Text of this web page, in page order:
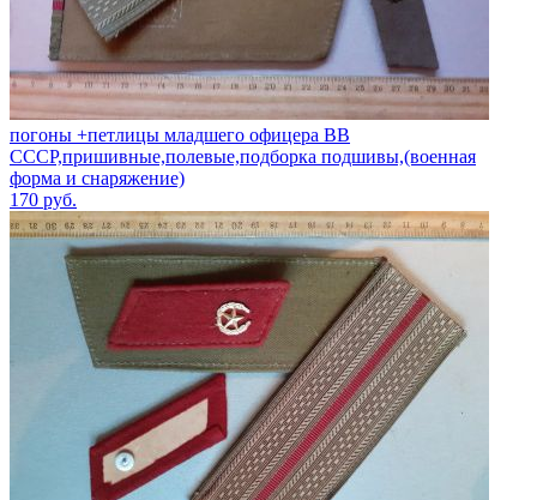
погоны +петлицы младшего офицера ВВ
СССР,пришивные,полевые,подборка подшивы,(военная
форма и снаряжение)
170 руб.